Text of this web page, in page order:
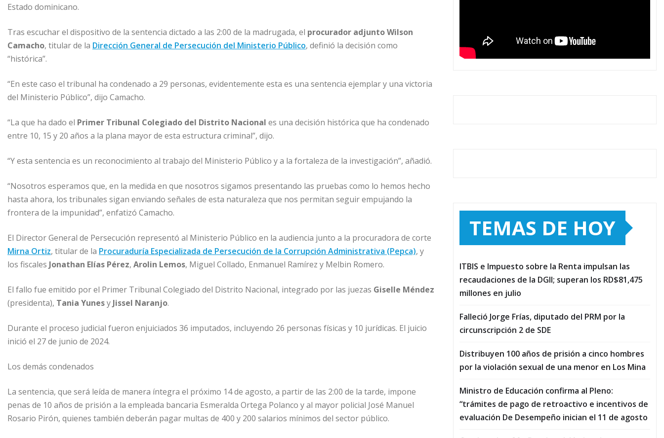
Estado dominicano.
Tras escuchar el dispositivo de la sentencia dictado a las 2:00 de la madrugada, el procurador adjunto Wilson
Camacho, titular de la Dirección General de Persecución del Ministerio Público, definió la decisión como
“histórica”.
“En este caso el tribunal ha condenado a 29 personas, evidentemente esta es una sentencia ejemplar y una victoria
del Ministerio Público”, dijo Camacho.
“La que ha dado el Primer Tribunal Colegiado del Distrito Nacional es una decisión histórica que ha condenado
entre 10, 15 y 20 años a la plana mayor de esta estructura criminal”, dijo.
“Y esta sentencia es un reconocimiento al trabajo del Ministerio Público y a la fortaleza de la investigación”, añadió.
“Nosotros esperamos que, en la medida en que nosotros sigamos presentando las pruebas como lo hemos hecho
hasta ahora, los tribunales sigan enviando señales de esta naturaleza que nos permitan seguir empujando la
frontera de la impunidad”, enfatizó Camacho.
El Director General de Persecución representó al Ministerio Público en la audiencia junto a la procuradora de corte
Mirna Ortiz, titular de la Procuraduría Especializada de Persecución de la Corrupción Administrativa (Pepca), y
los fiscales Jonathan Elías Pérez, Arolin Lemos, Miguel Collado, Enmanuel Ramírez y Melbin Romero.
El fallo fue emitido por el Primer Tribunal Colegiado del Distrito Nacional, integrado por las juezas Giselle Méndez
(presidenta), Tania Yunesy Jissel Naranjo.
Durante el proceso judicial fueron enjuiciados 36 imputados, incluyendo 26 personas físicas y 10 jurídicas. El juicio
inició el 27 de junio de 2024.
Los demás condenados
La sentencia, que será leída de manera íntegra el próximo 14 de agosto, a partir de las 2:00 de la tarde, impone
penas de 10 años de prisión a la empleada bancaria Esmeralda Ortega Polanco y al mayor policial José Manuel
Rosario Pirón, quienes también deberán pagar multas de 400 y 200 salarios mínimos del sector público.
TEMAS DE HOY
ITBIS e Impuesto sobre la Renta impulsan las
recaudaciones de la DGII; superan los RD$81,475
millones en julio
Falleció Jorge Frías, diputado del PRM por la
circunscripción 2 de SDE
Distribuyen 100 años de prisión a cinco hombres
por la violación sexual de una menor en Los Mina
Ministro de Educación confirma al Pleno:
“trámites de pago de retroactivo e incentivos de
evaluación De Desempeño inician el 11 de agosto